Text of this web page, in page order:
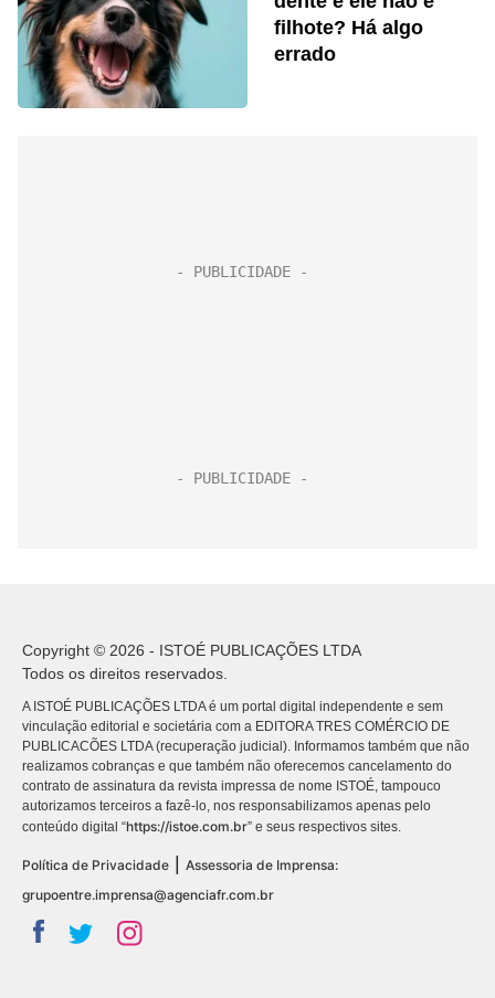
filhote? Há algo
errado
Copyright © 2026 - ISTOÉ PUBLICAÇÕES LTDA
Todos os direitos reservados.
A ISTOÉ PUBLICAÇÕES LTDA é um portal digital independente e sem
vinculação editorial e societária com a EDITORA TRES COMÉRCIO DE
PUBLICACÕES LTDA (recuperação judicial). Informamos também que não
realizamos cobranças e que também não oferecemos cancelamento do
contrato de assinatura da revista impressa de nome ISTOÉ, tampouco
autorizamos terceiros a fazê-lo, nos responsabilizamos apenas pelo
conteúdo digital “https://istoe.com.br” e seus respectivos sites.
Política de Privacidade
Assessoria de Imprensa:
grupoentre.imprensa@agenciafr.com.br